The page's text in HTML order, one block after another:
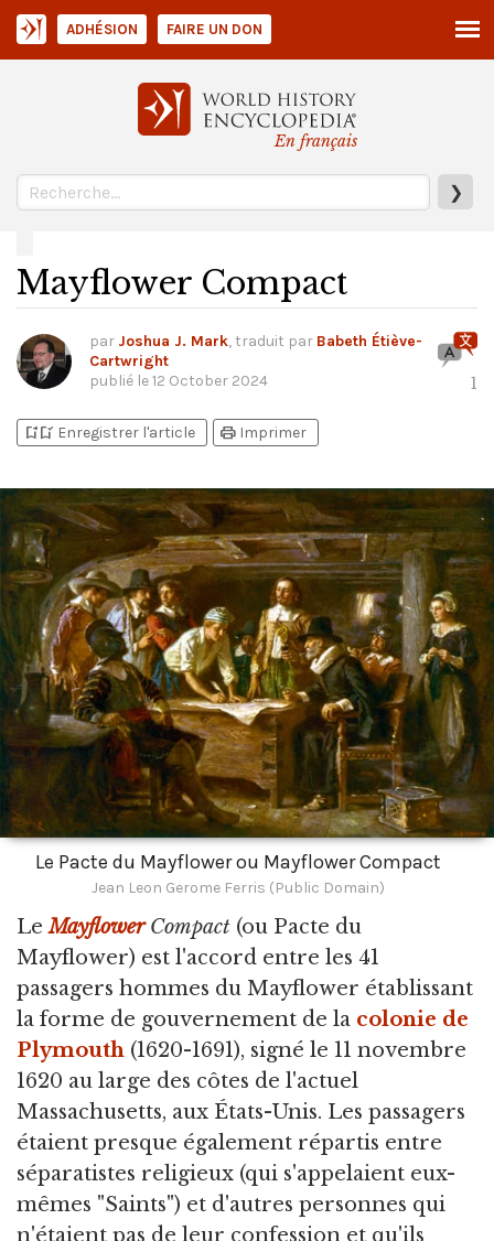
En français
❯
ADHÉSION FAIRE UN DON
Mayflower Compact
par Joshua J. Mark, traduit par Babeth Étiève-
Cartwright
publié le12 October 2024 1
bookmark_addbookmark_added Enregistrer l'article print Imprimer
Le Pacte du Mayflower ou Mayflower Compact
Jean Leon Gerome Ferris (Public Domain)
LeMayflowerCompact (ou Pacte du
Mayflower) est l'accord entre les 41
passagers hommes du Mayflower établissant
la forme de gouvernement de la colonie de
Plymouth (1620-1691), signé le 11 novembre
1620 au large des côtes de l'actuel
Massachusetts, aux États-Unis. Les passagers
étaient presque également répartis entre
séparatistes religieux (qui s'appelaient eux-
mêmes "Saints") et d'autres personnes qui
n'étaient pas de leur confession et qu'ils